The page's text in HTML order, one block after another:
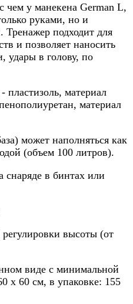
чем у манекена German L,
руками, но и
Тренажер подходит для
и позволяет наносить
удары в голову, по
пластизоль, материал
материал
может наполняться как
(объем 100 литров).
снаряде в бинтах или
высоты (от
виде с минимальной
х 60 см, в упаковке: 155